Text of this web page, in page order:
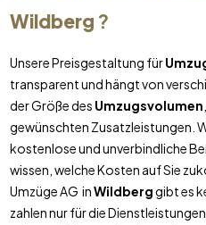
Wildberg ?
Unsere Preisgestaltung für
transparent und hängt von
der Größe des Umzugsvolumen
gewünschten Zusatzleistungen.
kostenlose und unverbindliche
wissen, welche Kosten auf Sie
Umzüge AG inWildberggibt es
zahlen nur für die